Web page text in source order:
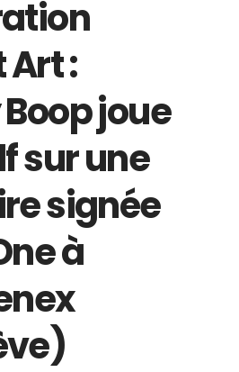
Art :
joue
sur une
signée
à